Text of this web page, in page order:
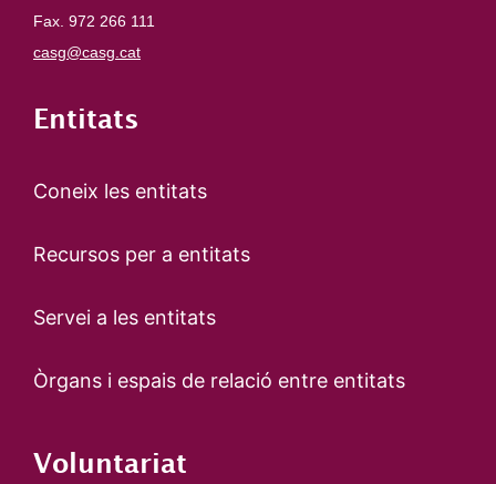
Fax. 972 266 111
casg@casg.cat
Entitats
Coneix les entitats
Recursos per a entitats
Servei a les entitats
Òrgans i espais de relació entre entitats
Voluntariat